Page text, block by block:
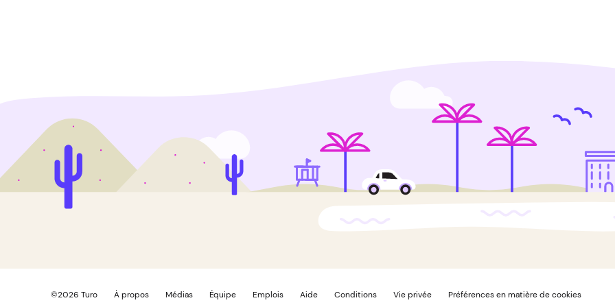
©2026 Turo À propos Médias Équipe Emplois Aide Conditions Vie privée
Préférences en matière de cookies